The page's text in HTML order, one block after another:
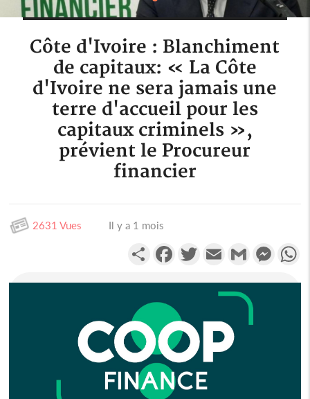
Côte d'Ivoire : Blanchiment
de capitaux: « La Côte
d'Ivoire ne sera jamais une
terre d'accueil pour les
capitaux criminels »,
prévient le Procureur
financier
2631 Vues Il y a 1 mois
PartagerFacebookTwitterEmail Gmail